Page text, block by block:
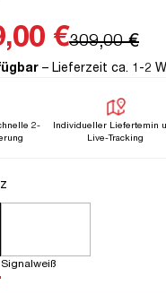
€309,00 €
– Lieferzeit ca. 1-2
2-
Individueller Liefertemin
Live-Tracking
Signalweiß